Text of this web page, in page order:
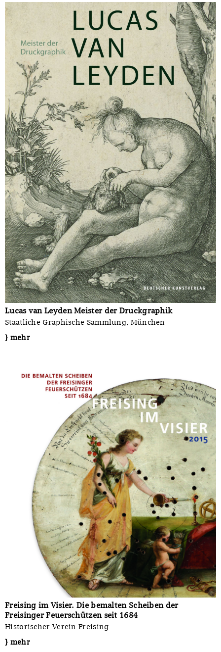
Lucas van Leyden Meister der Druckgraphik
Staatliche Graphische Sammlung, München
} mehr
Freising im Visier. Die bemalten Scheiben der
Freisinger Feuerschützen seit 1684
Historischer Verein Freising
} mehr